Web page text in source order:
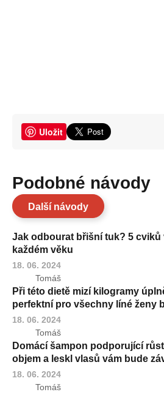
Uložit
Podobné návody
Další návody
Jak odbourat břišní tuk? 5
každém věku
18. 06. 2024
Tomáš
Při této dietě mizí kilogramy
perfektní pro všechny líné ženy
18. 06. 2024
Tomáš
Domácí šampon podporující
objem a leskl vlasů vám bude
18. 06. 2024
Tomáš